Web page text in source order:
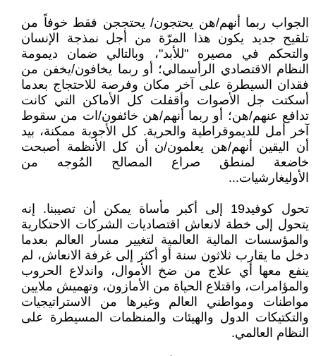
الجواب ربما أنهم/هن يحتجون/ يحتججن فقط خوفاً من
تلقيح جديد يكون هذا المرّة من أجل نمذجة الإنسان
والتحكم في مصيره "للأبد"، وبالتالي ضمان ديمومة
النظام الاقتصادي الرأسمالي؛ أو ربما يخافون/يخفن من
فقدان السيطرة على آخر مكان وفرصة للاحتجاج بعدما
أسكتت جل الأصوات وأقفلت كل الأماكن التي كانت
تدافع عنهم/هن؛ أو ربما أنهم/هن خائفون/ات من سقوط
آخر أمل للديموقراطية والحرية. كل الأجوبة ممكنة، بيد
أن اليقين أنهم/هن يعلمون/ن أن كل الأنظمة أصبحت
خاضعة لمنطق صراع المصالح المُوجه من
الأوليغارشيات...
تحول كوفيد19 إلى أكبر مأساة يمكن أن تصيبنا. إنه
يتحول إلى خطة لانعاش اقتصاديات الشركات الاحتكارية
والمؤسسات المالية العالمية لتغيير مسار العالم بعدما
دخل ما يقارب ثلاثون سنة أو أكثر إلى غرفة الانعاش، لم
ينفع معها أي علاج من ضخ الأموال، واندلاع الحروب
والمؤامرات، واقتلاع الحياة من الأمازون، وتهميش ملايين
مواطنات ومواطني العالم وغيرها من الاستراتيجيات
والتكتيكات الدول والهيئات والمنظمات المسيطرة على
النظام العالمي.